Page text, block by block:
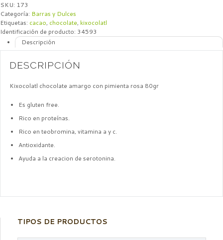
SKU: 173
Categoría: Barras y Dulces
Etiquetas: cacao, chocolate, kixocolatl
Identificación de producto: 34593
Descripción
DESCRIPCIÓN
Kixocolatl chocolate amargo con pimienta rosa 80gr
Es gluten free.
Rico en proteínas.
Rico en teobromina, vitamina a y c.
Antioxidante.
Ayuda a la creacion de serotonina.
TIPOS DE PRODUCTOS